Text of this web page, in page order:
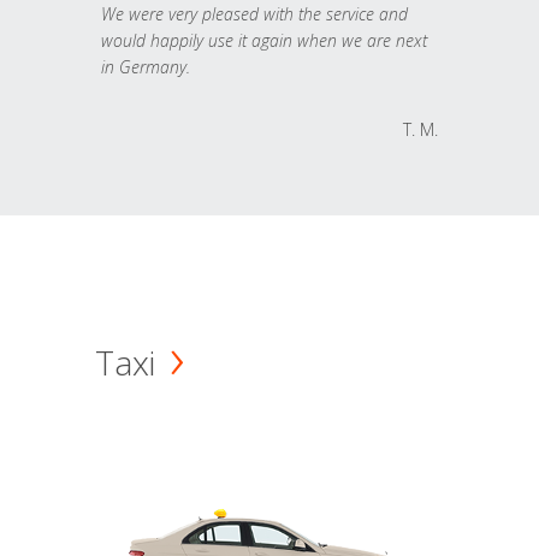
We were very pleased with the service and
would happily use it again when we are next
in Germany.
T. M.
Taxi